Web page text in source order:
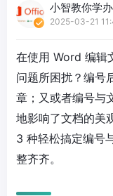
小智教你学
2025-03-21
在使用 Word 编辑
问题所困扰？编号
章；又或者编号与
地影响了文档的美
3 种轻松搞定编号
整齐齐。